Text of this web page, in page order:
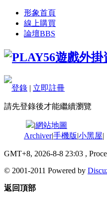
形象首頁
線上購買
論壇BBS
登錄 | 立即註冊
請先登錄後才能繼續瀏覽
|網站地圖
Archiver|手機版|小黑屋|
GMT+8, 2026-8-8 23:03 ,
© 2001-2011 Powered by
返回頂部